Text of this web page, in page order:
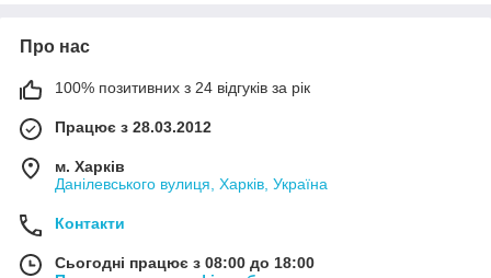
доведеться переплачувати.
Двоступеневі циліндричні редуктори
1Ц2У-200 загальнопромислового
призначення
Говорячи про переваги циліндричних редукторів вузького
типу, як загальнопромислових, так і спеціального
призначення, варто згадати:
Про нас
100% позитивних з 24 відгуків за рік
Працює з 28.03.2012
м. Харків
Данілевського вулиця, Харків, Україна
Контакти
Сьогодні працює з 08:00 до 18:00